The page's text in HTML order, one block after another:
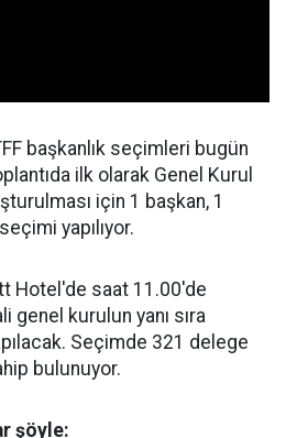
başkanlık seçimleri bugün
ilk olarak Genel Kurul
için 1 başkan, 1
yapılıyor.
Hotel'de saat 11.00'de
genel kurulun yanı sıra
Seçimde 321 delege
bulunuyor.
şöyle: